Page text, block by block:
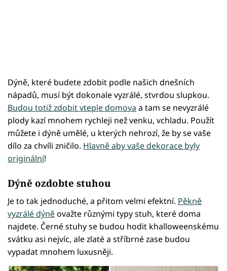
Dýně, které budete zdobit podle našich dnešních
nápadů, musí být dokonale vyzrálé, stvrdou slupkou.
Budou totiž zdobit vteple domova a tam se nevyzrálé
plody kazí mnohem rychleji než venku, vchladu. Použít
můžete i dýně umělé, u kterých nehrozí, že by se vaše
dílo za chvíli zničilo. Hlavně aby vaše dekorace byly
originální!
Dýně ozdobte stuhou
Je to tak jednoduché, a přitom velmi efektní. Pěkně
vyzrálé dýněovažte různými typy stuh, které doma
najdete. Černé stuhy se budou hodit khalloweenskému
svátku asi nejvíc, ale zlaté a stříbrné zase budou
vypadat mnohem luxusněji.